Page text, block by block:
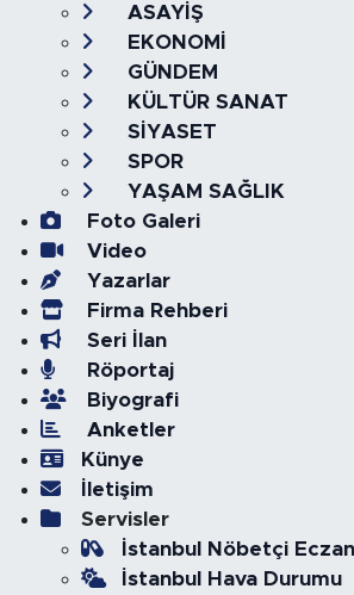
ASAYİŞ
EKONOMİ
GÜNDEM
KÜLTÜR SANAT
SİYASET
SPOR
YAŞAM SAĞLIK
Foto Galeri
Video
Yazarlar
Firma Rehberi
Seri İlan
Röportaj
Biyografi
Anketler
Künye
İletişim
Servisler
İstanbul Nöbetçi
İstanbul Hava Durumu